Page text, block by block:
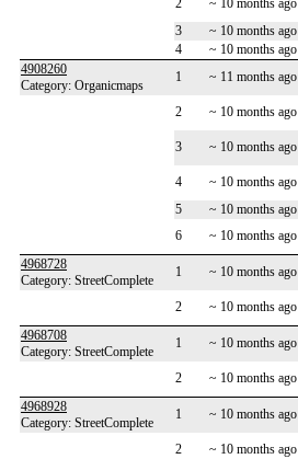
2
~ 10 months ago
3
~ 10 months ago
4
~ 10 months ago
4908260
Category: Organicmaps
1 ~ 11 months ago
2 ~ 10 months ago
3 ~ 10 months ago
4 ~ 10 months ago
5
~ 10 months ago
6
~ 10 months ago
4968728
Category: StreetComplete
1 ~ 10 months ago
2 ~ 10 months ago
4968708
Category: StreetComplete
1 ~ 10 months ago
2
~ 10 months ago
4968928
Category: StreetComplete
1 ~ 10 months ago
2 ~ 10 months ago